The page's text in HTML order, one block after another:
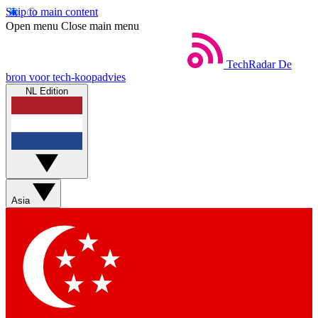
Skip to main content
Open menu Close main menu
TechRadar De
bron voor tech-koopadvies
NL Edition
Asia